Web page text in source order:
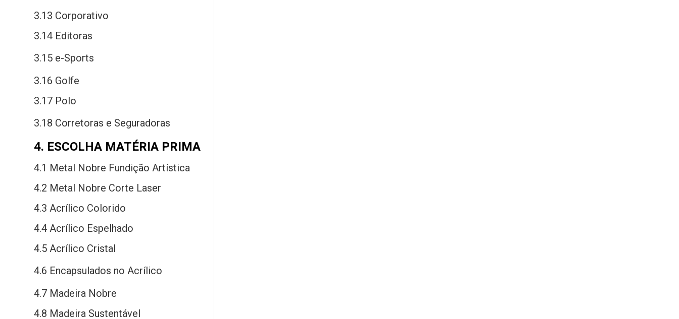
3.13 Corporativo
3.14 Editoras
3.15 e-Sports
3.16 Golfe
3.17 Polo
3.18 Corretoras e Seguradoras
4. ESCOLHA MATÉRIA PRIMA
4.1 Metal Nobre Fundição Artística
4.2 Metal Nobre Corte Laser
4.3 Acrílico Colorido
4.4 Acrílico Espelhado
4.5 Acrílico Cristal
4.6 Encapsulados no Acrílico
4.7 Madeira Nobre
4.8 Madeira Sustentável